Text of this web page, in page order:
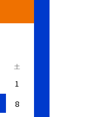
土
1
8